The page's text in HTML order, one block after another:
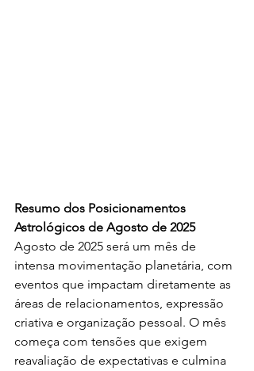
Resumo dos Posicionamentos
Astrológicos de Agosto de 2025
Agosto de 2025 será um mês de
intensa movimentação planetária, com
eventos que impactam diretamente as
áreas de relacionamentos, expressão
criativa e organização pessoal. O mês
começa com tensões que exigem
reavaliação de expectativas e culmina